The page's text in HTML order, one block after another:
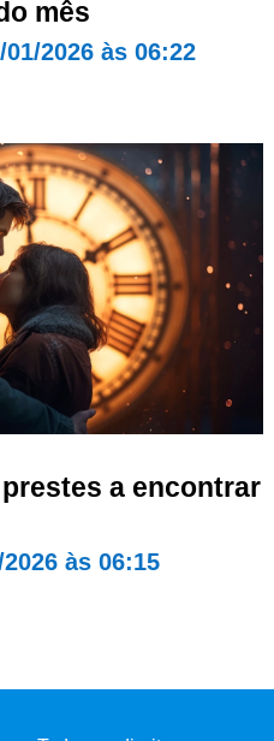
mês
01/2026 às 06:22
a encontrar
às 06:15